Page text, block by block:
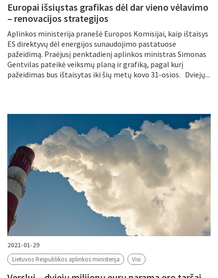
Europai išsiųstas grafikas dėl dar vieno vėlavimo
– renovacijos strategijos
Aplinkos ministerija pranešė Europos Komisijai, kaip ištaisys
ES direktyvų dėl energijos sunaudojimo pastatuose
pažeidimą. Praėjusį penktadienį aplinkos ministras Simonas
Gentvilas pateikė veiksmų planą ir grafiką, pagal kurį
pažeidimas bus ištaisytas iki šių metų kovo 31-osios. Dviejų...
2021-01-29
Lietuvos Respublikos aplinkos ministerija Visi